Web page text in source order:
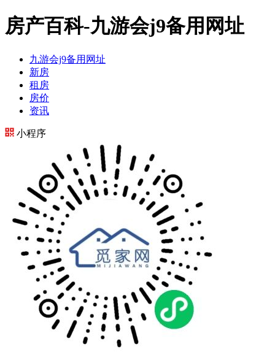
房产百科-九游会j9备用网址
九游会j9备用网址
新房
租房
房价
资讯
小程序